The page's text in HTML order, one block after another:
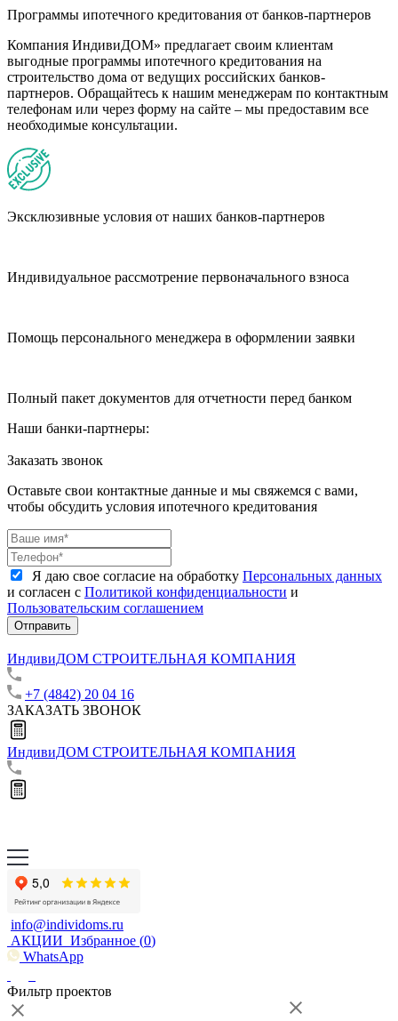
Программы ипотечного кредитования от банков-партнеров
Компания ИндивиДОМ» предлагает своим клиентам
выгодные программы ипотечного кредитования на
строительство дома от ведущих российских банков-
партнеров. Обращайтесь к нашим менеджерам по контактным
телефонам или через форму на сайте – мы предоставим все
необходимые консультации.
Эксклюзивные условия от наших банков-партнеров
Индивидуальное рассмотрение первоначального взноса
Помощь персонального менеджера в оформлении заявки
Полный пакет документов для отчетности перед банком
Наши банки-партнеры:
Заказать звонок
Оставьте свои контактные данные и мы свяжемся с вами,
чтобы обсудить условия ипотечного кредитования
Я даю свое согласие на обработку Персональных данных
и согласен с Политикой конфиденциальности и
Пользовательским соглашением
Отправить
ИндивиДОМ СТРОИТЕЛЬНАЯ КОМПАНИЯ
+7 (4842) 20 04 16
ЗАКАЗАТЬ ЗВОНОК
ИндивиДОМ СТРОИТЕЛЬНАЯ КОМПАНИЯ
info@individoms.ru
АКЦИИ Избранное (0)
WhatsApp
Фильтр проектов